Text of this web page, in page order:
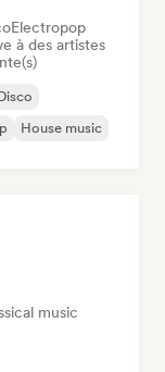
Electropop
à des artistes
House music
music